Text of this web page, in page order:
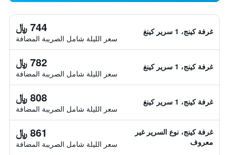
غرفة كينج، 1 سرير كينغ 744 ﷼
سعر الليلة شامل الصريبة المضافة
غرفة كينج، 1 سرير كينغ 782 ﷼
سعر الليلة شامل الصريبة المضافة
غرفة كينج، 1 سرير كينغ 808 ﷼
سعر الليلة شامل الصريبة المضافة
غرفة كينج، نوع السرير غير
معروف
861 ﷼
سعر الليلة شامل الصريبة المضافة